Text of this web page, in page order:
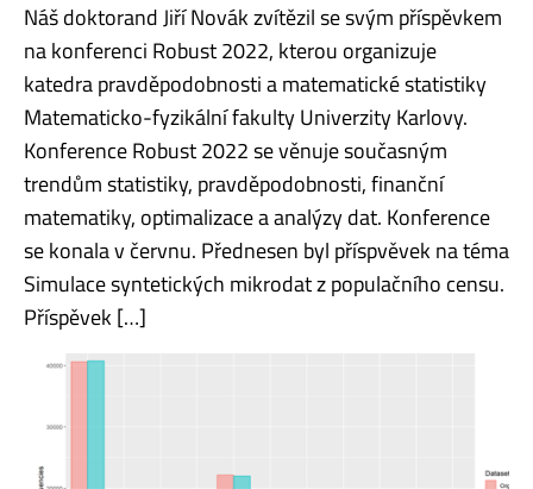
Náš doktorand Jiří Novák zvítězil se svým příspěvkem
na konferenci Robust 2022, kterou organizuje
katedra pravděpodobnosti a matematické statistiky
Matematicko-fyzikální fakulty Univerzity Karlovy.
Konference Robust 2022 se věnuje současným
trendům statistiky, pravděpodobnosti, finanční
matematiky, optimalizace a analýzy dat. Konference
se konala v červnu. Přednesen byl příspvěvek na téma
Simulace syntetických mikrodat z populačního censu.
Příspěvek […]